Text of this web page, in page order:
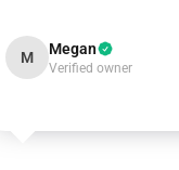
M Megan
Verified owner